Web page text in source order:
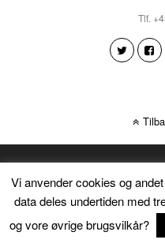
Tlf.
Vi anvender cookies og
data deles undertiden med
og vore øvrige brugsvilkår?